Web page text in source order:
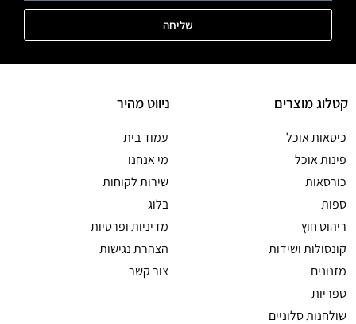
שליחה
קטלוג מוצרים
כיסאות אוכל
פינות אוכל
כורסאות
ספות
ריהוט חוץ
קונסולות ושידות
מזנונים
ספריות
שולחנות סלוניים
ניווט מהיר
עמוד בית
מי אנחנו
שירות לקוחות
בלוג
מדיניות ופרטיות
הצהרת נגישות
צור קשר